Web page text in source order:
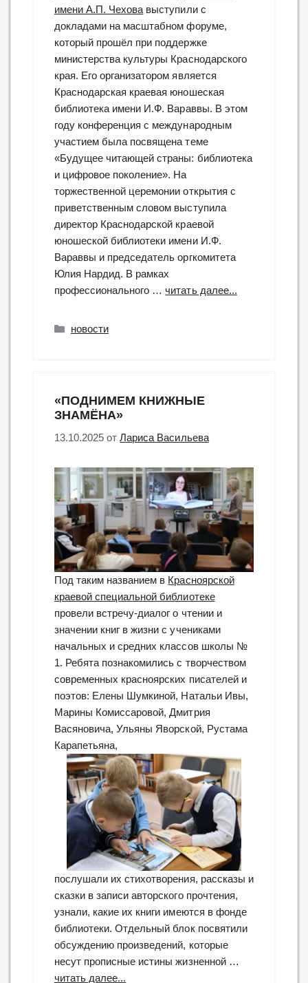
имени А.П. Чехова выступили с
докладами на масштабном форуме,
который прошёл при поддержке
министерства культуры Краснодарского
края. Его организатором является
Краснодарская краевая юношеская
библиотека имени И.Ф. Вараввы. В этом
году конференция с международным
участием была посвящена теме
«Будущее читающей страны: библиотека
и цифровое поколение». На
торжественной церемонии открытия с
приветственным словом выступила
директор Краснодарской краевой
юношеской библиотеки имени И.Ф.
Вараввы и председатель оргкомитета
Юлия Нардид. В рамках
профессионального …читать далее...
будущему»”
Рубрики
новости
«ПОДНИМЕМ КНИЖНЫЕ
ЗНАМЁНА»
13.10.2025 отЛариса Васильева
Под таким названием в Красноярской
краевой специальной библиотеке
провели встречу-диалог о чтении и
значении книг в жизни с учениками
начальных и средних классов школы №
1. Ребята познакомились с творчеством
современных красноярских писателей и
поэтов: Елены Шумкиной, Натальи Ивы,
Марины Комиссаровой, Дмитрия
Васяновича, Ульяны Яворской, Рустама
Карапетьяна,
послушали их стихотворения, рассказы и
сказки в записи авторского прочтения,
узнали, какие их книги имеются в фонде
библиотеки. Отдельный блок посвятили
обсуждению произведений, которые
несут прописные истины жизненной …
читать далее...